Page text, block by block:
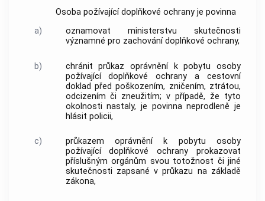
Osoba požívající doplňkové ochrany je povinna
a)
oznamovat ministerstvu skutečnosti
významné pro zachování doplňkové ochrany,
b)
chránit průkaz oprávnění k pobytu osoby
požívající doplňkové ochrany a cestovní
doklad před poškozením, zničením, ztrátou,
odcizením či zneužitím; v případě, že tyto
okolnosti nastaly, je povinna neprodleně je
hlásit policii,
c)
průkazem oprávnění k pobytu osoby
požívající doplňkové ochrany prokazovat
příslušným orgánům svou totožnost či jiné
skutečnosti zapsané v průkazu na základě
zákona,